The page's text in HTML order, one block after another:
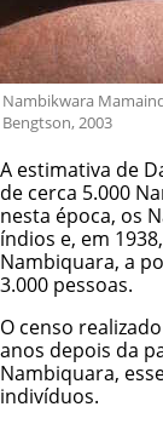
Nambikwara
Bengtson, 2003
A estimativa de
de cerca 5.000
nesta época, os
índios e, em
Nambiquara, a
3.000 pessoas.
O censo
anos depois da
Nambiquara,
indivíduos.